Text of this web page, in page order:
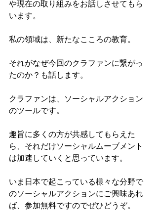
や現在の取り組みをお話しさせてもら
います。
私の領域は、新たなこころの教育。
それがなぜ今回のクラファンに繋がっ
たのか？も話します。
クラファンは、ソーシャルアクション
のツールです。
趣旨に多くの方が共感してもらえた
ら、それだけソーシャルムーブメント
は加速していくと思っています。
いま日本で起こっている様々な分野で
のソーシャルアクションにご興味あれ
ば、参加無料ですのでぜひどうぞ。